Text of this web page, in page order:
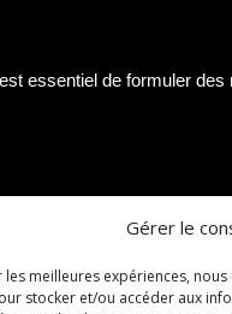
Gérer le
meilleures expériences,
stocker et/ou accéder aux
essentiel de formuler des
tickets restaurant. En
de clients et fidéliser leur